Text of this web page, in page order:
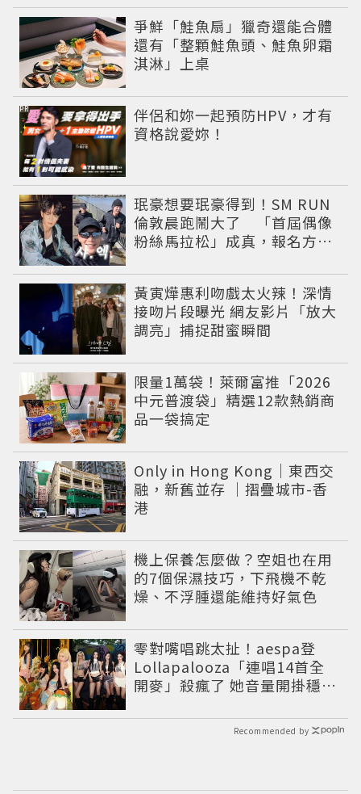
爭鮮「鮭魚扇」獵奇還能合體
還有「整顆鮭魚頭、鮭魚卵霜
淇淋」上桌
伴侶和妳一起預防HPV，才有
資格說愛妳！
PR
珉豪想要珉豪得到！SM RUN
倫敦晨跑鬧大了 「首屆偶像
粉絲馬拉松」成真，報名方式
黃寅燁惠利吻戲太火辣！深情
接吻片段曝光 網友影片「放大
調亮」捕捉甜蜜瞬間
限量1萬袋！萊爾富推「2026
中元普渡袋」精選12款熱銷商
品一袋搞定
Only in Hong Kong｜東西交
融，新舊並存 ｜摺疊城市-香
港
機上保養怎麼做？空姐也在用
的7個保濕技巧，下飛機不乾
燥、不浮腫還能維持好氣色
零對嘴唱跳太扯！aespa登
Lollapalooza「連唱14首全
開麥」殺瘋了 她音量開掛穩到
Recommended by